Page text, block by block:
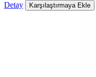
Detay Karşılaştırmaya Ekle